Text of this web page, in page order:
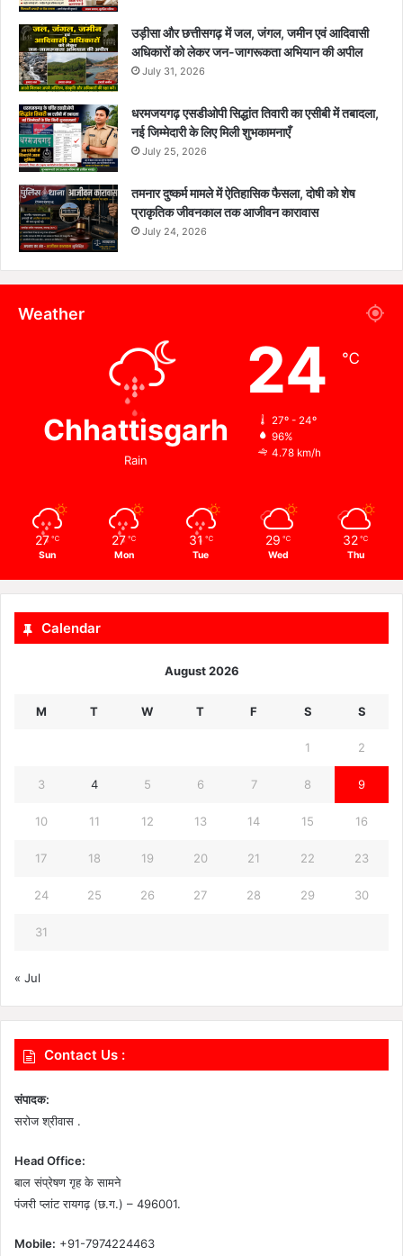
उड़ीसा और छत्तीसगढ़ में जल, जंगल, जमीन एवं आदिवासी
अधिकारों को लेकर जन-जागरूकता अभियान की अपील
July 31, 2026
धरमजयगढ़ एसडीओपी सिद्धांत तिवारी का एसीबी में तबादला,
नई जिम्मेदारी के लिए मिली शुभकामनाएँ
July 25, 2026
तमनार दुष्कर्म मामले में ऐतिहासिक फैसला, दोषी को शेष
प्राकृतिक जीवनकाल तक आजीवन कारावास
July 24, 2026
Weather
Chhattisgarh
Rain
24 ℃
27º - 24º
96%
4.78 km/h
27 ℃
Sun
27 ℃
Mon
31 ℃
Tue
29 ℃
Wed
32 ℃
Thu
Calendar
August 2026
M T W T F S S
1 2
3 4 5 6 7 8 9
10 11 12 13 14 15 16
17 18 19 20 21 22 23
24 25 26 27 28 29 30
31
« Jul
Contact Us :
संपादक:
सरोज श्रीवास .
Head Office:
बाल संप्रेषण गृह के सामने
पंजरी प्लांट रायगढ़ (छ.ग.) – 496001.
Mobile: +91-7974224463